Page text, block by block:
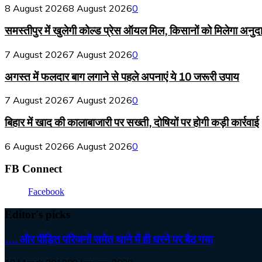
8 August 20268 August 20260
समस्तीपुर में खुलेगी कोल्ड प्रेस ऑयल मिल, किसानों को मिलेगा
7 August 20267 August 20260
अगस्त में फलदार बाग लगाने से पहले अपनाएं ये 10 जरूरी उपाय
7 August 20267 August 20260
बिहार में खाद की कालाबाजारी पर सख्ती, दोषियों पर होगी कड़ी कार्रवाई
6 August 20266 August 20260
FB Connect
Facebook
Editor's picks
…. और पीड़ित परिजनों समेत थाने में ही धरने पर बैठ गया